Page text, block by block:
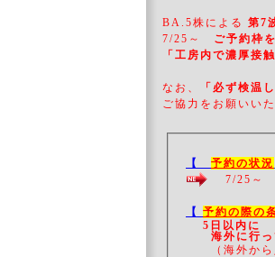
BA.5株による 第7
7/25～ ご予約枠
「工房内で濃厚
なお、
「必ず検温
ご協力をお願いい
【 予約の状況
7/25
【 予約の際の
5日以内に
海外に行って
（海外か